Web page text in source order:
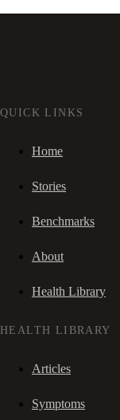
QUICK LINKS
Home
Stories
Benchmarks
About
Health Library
HEALTH LIBRARY
Articles
Symptoms